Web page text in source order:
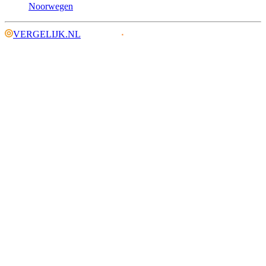
Noorwegen
VERGELIJK.NL